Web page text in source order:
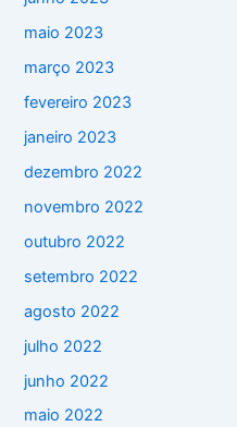
maio 2023
março 2023
fevereiro 2023
janeiro 2023
dezembro 2022
novembro 2022
outubro 2022
setembro 2022
agosto 2022
julho 2022
junho 2022
maio 2022